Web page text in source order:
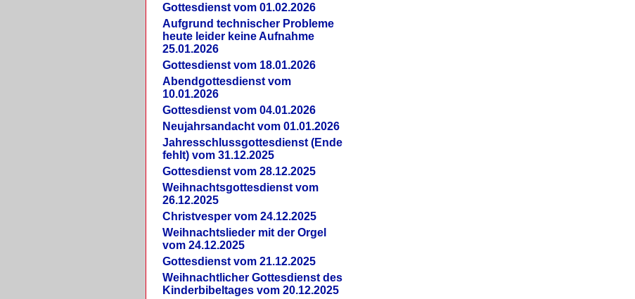
Gottesdienst vom 01.02.2026
Aufgrund technischer Probleme
heute leider keine Aufnahme
25.01.2026
Gottesdienst vom 18.01.2026
Abendgottesdienst vom
10.01.2026
Gottesdienst vom 04.01.2026
Neujahrsandacht vom 01.01.2026
Jahresschlussgottesdienst (Ende
fehlt) vom 31.12.2025
Gottesdienst vom 28.12.2025
Weihnachtsgottesdienst vom
26.12.2025
Christvesper vom 24.12.2025
Weihnachtslieder mit der Orgel
vom 24.12.2025
Gottesdienst vom 21.12.2025
Weihnachtlicher Gottesdienst des
Kinderbibeltages vom 20.12.2025